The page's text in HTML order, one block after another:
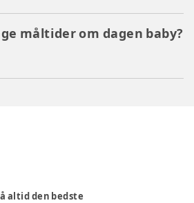
måltider om dagen baby?
altid den bedste